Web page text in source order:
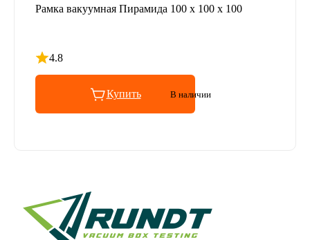
Рамка вакуумная Пирамида 100 x 100 x 100
4.8
Рейтинг 4.8 из 5
Купить В наличии